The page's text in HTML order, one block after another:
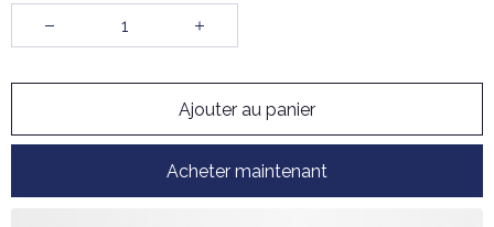
Ajouter au panier
Acheter maintenant